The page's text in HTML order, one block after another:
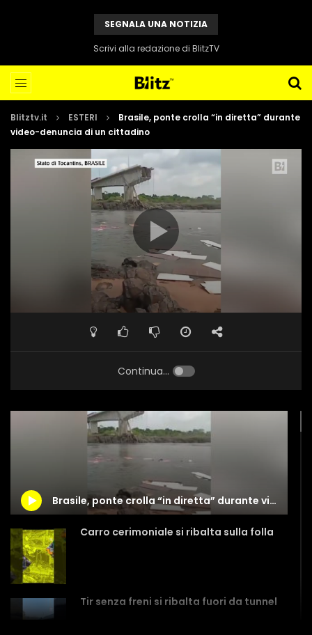
SEGNALA UNA NOTIZIA
Scrivi alla redazione di BlitzTV
Blitztv.it ESTERI
Brasile, ponte crolla “in diretta” durante
video-denuncia di un cittadino
Continua...
Brasile, ponte crolla “in diretta” durante video-denuncia di un cittadino
Carro cerimoniale si ribalta sulla folla
Tir senza freni si ribalta fuori da tunnel